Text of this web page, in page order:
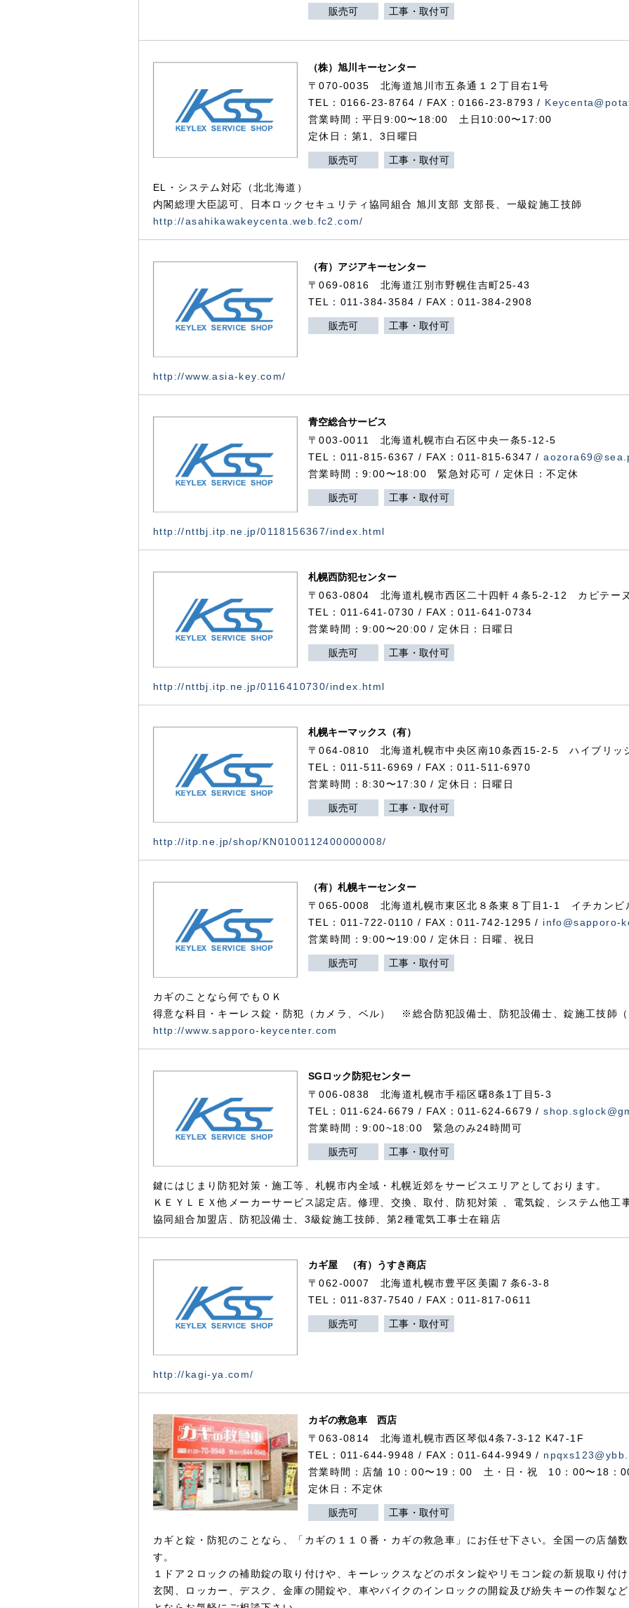
販売可 工事・取付可
（株）旭川キーセンター
〒070-0035 北海道旭川市五条通１２丁目右1号
TEL：0166-23-8764 / FAX：0166-23-8793 /
営業時間：平日9:00〜18:00 土日10:00〜17:00
定休日：第1、3日曜日
販売可 工事・取付可
EL・システム対応（北北海道）
内閣総理大臣認可、日本ロックセキュリティ協同組合 旭川支部 支部長、一級錠施工技師
http://asahikawakeycenta.web.fc2.com/
（有）アジアキーセンター
〒069-0816 北海道江別市野幌住吉町25-43
TEL：011-384-3584 / FAX：011-384-2908
販売可 工事・取付可
http://www.asia-key.com/
青空総合サービス
〒003-0011 北海道札幌市白石区中央一条5-12-5
TEL：011-815-6367 / FAX：011-815-6347 /
営業時間：9:00〜18:00 緊急対応可 / 定休日：不定休
販売可 工事・取付可
http://nttbj.itp.ne.jp/0118156367/index.html
札幌西防犯センター
〒063-0804 北海道札幌市西区二十四軒４条5-2-12 カピテー
TEL：011-641-0730 / FAX：011-641-0734
営業時間：9:00〜20:00 / 定休日：日曜日
販売可 工事・取付可
http://nttbj.itp.ne.jp/0116410730/index.html
札幌キーマックス（有）
〒064-0810 北海道札幌市中央区南10条西15-2-5 ハイブリッ
TEL：011-511-6969 / FAX：011-511-6970
営業時間：8:30〜17:30 / 定休日：日曜日
販売可 工事・取付可
http://itp.ne.jp/shop/KN0100112400000008/
（有）札幌キーセンター
〒065-0008 北海道札幌市東区北８条東８丁目1-1 イチカンビ
TEL：011-722-0110 / FAX：011-742-1295 / info@sapporo-
営業時間：9:00〜19:00 / 定休日：日曜、祝日
販売可 工事・取付可
カギのことなら何でもＯＫ
得意な科目・キーレス錠・防犯（カメラ、ベル） ※総合防犯設備士、防犯設備士、錠施工技師
http://www.sapporo-keycenter.com
SGロック防犯センター
〒006-0838 北海道札幌市手稲区曙8条1丁目5-3
TEL：011-624-6679 / FAX：011-624-6679 /
営業時間：9:00~18:00 緊急のみ24時間可
販売可 工事・取付可
鍵にはじまり防犯対策・施工等、札幌市内全域・札幌近郊をサービスエリアとしております。
ＫＥＹＬＥＸ他メーカーサービス認定店。修理、交換、取付、防犯対策 、電気錠、システム他工
協同組合加盟店、防犯設備士、3級錠施工技師、第2種電気工事士在籍店
カギ屋 （有）うすき商店
〒062-0007 北海道札幌市豊平区美園７条6-3-8
TEL：011-837-7540 / FAX：011-817-0611
販売可 工事・取付可
http://kagi-ya.com/
カギの救急車 西店
〒063-0814 北海道札幌市西区琴似4条7-3-12 K47-1F
TEL：011-644-9948 / FAX：011-644-9949 /
営業時間：店舗 10：00〜19：00 土・日・祝 10：00〜18：
定休日：不定休
販売可 工事・取付可
カギと錠・防犯のことなら、「カギの１１０番・カギの救急車」にお任せ下さい。全国一の店舗
す。
１ドア２ロックの補助錠の取り付けや、キーレックスなどのボタン錠やリモコン錠の新規取り付
玄関、ロッカー、デスク、金庫の開錠や、車やバイクのインロックの開錠及び紛失キーの作製な